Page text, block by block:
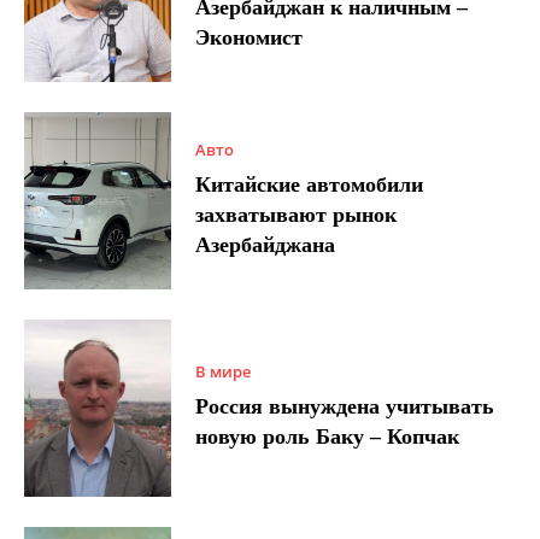
Азербайджан к наличным –
Экономист
Авто
Китайские автомобили
захватывают рынок
Азербайджана
В мире
Россия вынуждена учитывать
новую роль Баку – Копчак